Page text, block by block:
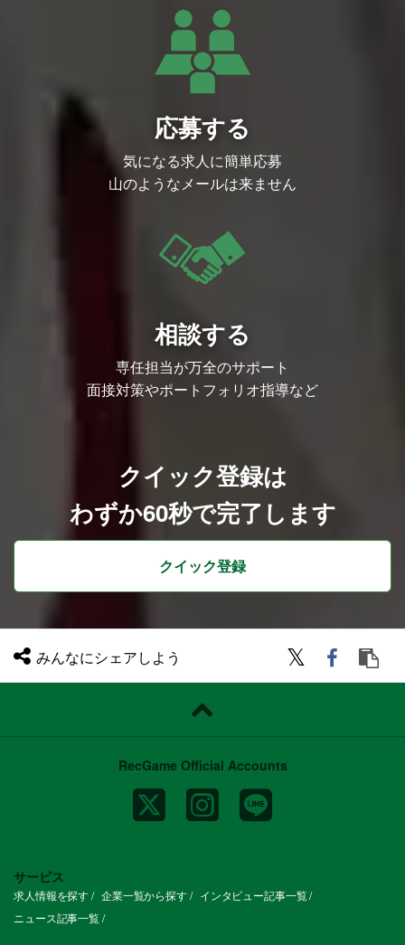
関係者を巻き込み、調整・合意形成を粘り
強く進められる方
勤務地・働き方
勤務地：東京オフィス
働き方：リモート可（週1回程度の出社が
発生する可能性あり）
出張：年1回程度（想定）
その他：スリランカ・中国を中心とした海
外拠点との連携あり
選考プロセス
書類選考
面接（3回程度）
オファー面談
・メンバーマネジメントや組織強化
・経営層や各事業部との連携
・コミットメントができる強いカルチャー
ゆくゆくは、経営幹部候補として、事業戦
略立案・事業拡大もお任せしていく想定で
■ 入社後の研修体制
１．入社オリエンテーション（入社日／1
２．OJT研修（入社2日目～）
※個人の成長に合わせて柔軟に調整してい
ンサルタントと協力する場面も多くありま
その他にも、商談前の事前MTG実施な
ど、随時 社内でのナレッジ共有を行って
１．「IT人財×チーム」を商材とすること
で、幅広いIT知見と圧倒的なマネジメント
力が身に付きます！
２．大手企業の役員・DX事業責任者クラ
スとの商談機会が多く、「価値ある仕事」
を自ら生み出す面白さがあります！
そ、実力と成果次第でスピード昇進も目指
せます！
年収800万円 ／ 営業歴5年 ／ 中途2年目 2
9歳（リーダー）
年収1,200万円 ／ 営業歴7年 ／ 中途1年目
年収1,400万円 ／ 営業歴10年 ／ 中途3年
※中長期的なキャリアイメージ等、詳しく
＜ 初年度年収事例 (一例) ＞
0万円
・証券営業9年：年収1,200万円
募集要件
・下記業界での法人営業経験2年以上
ナビ等）
└金融（生保、証券）
└不動産（投資）
■ 歓迎（WANT）
・提案書が書けるIT知見をお持ちの方 も
しくは IT領域への関心が高い方
【 求める人物像 】
いずれか1つでも当てはまったら、ぜひお
応募する
気になる求人に簡単応募
山のようなメールは来ません
相談する
専任担当が万全のサポート
面接対策やポートフォリオ指導など
クイック登録は
わずか60秒で完了します
クイック登録
みんなにシェアしよう
RecGame Official Accounts
サービス
求人情報を探す 企業一覧から探す
インタビュー記事一覧
ニュース記事一覧